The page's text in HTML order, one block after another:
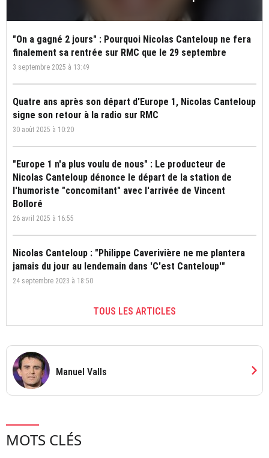
"On a gagné 2 jours" : Pourquoi Nicolas Canteloup ne fera
finalement sa rentrée sur RMC que le 29 septembre
3 septembre 2025 à 13:49
Quatre ans après son départ d'Europe 1, Nicolas Canteloup
signe son retour à la radio sur RMC
30 août 2025 à 10:20
"Europe 1 n'a plus voulu de nous" : Le producteur de
Nicolas Canteloup dénonce le départ de la station de
l'humoriste "concomitant" avec l'arrivée de Vincent
Bolloré
26 avril 2025 à 16:55
Nicolas Canteloup : "Philippe Caverivière ne me plantera
jamais du jour au lendemain dans 'C'est Canteloup'"
24 septembre 2023 à 18:50
TOUS LES ARTICLES
Manuel Valls chevron_right
MOTS CLÉS